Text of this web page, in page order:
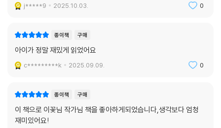
j*****9 2025.10.03. 0
종이책 구매
아이가 정말 재밌게 읽었어요
c*********k 2025.09.09. 0
종이책 구매
이 책으로 이꽃님 작가님 책을 좋아하게되었습니다,생각보다 엄청
재미있어요!